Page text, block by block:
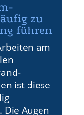
zu
führen
am
ist diese
Die Augen